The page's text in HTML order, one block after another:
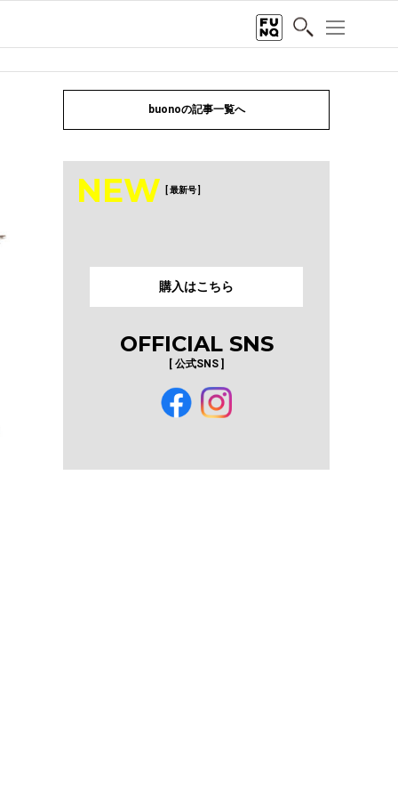
buonoの記事一覧へ
NEW [ 最新号 ]
購入はこちら
OFFICIAL SNS
[ 公式SNS ]